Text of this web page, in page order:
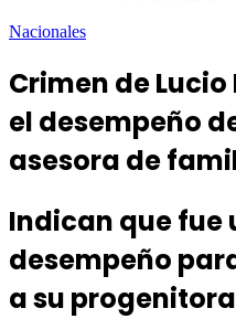
Nacionales
Crimen de
el desempeño
asesora de
Indican que fue
desempeño
a su progenitora